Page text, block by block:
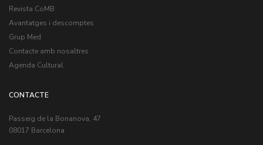
Revista CoMB
Avantatges i descomptes
Grup Med
Contacte amb nosaltres
Agenda Cultural
CONTACTE
Passeig de la Bonanova, 47
08017 Barcelona